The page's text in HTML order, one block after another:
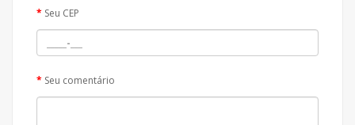
Seu CEP
Seu comentário